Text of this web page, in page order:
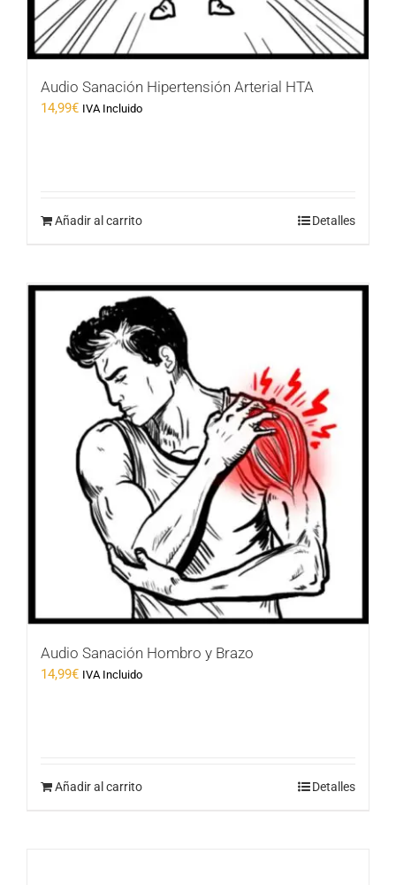
Audio Sanación Hipertensión Arterial HTA
14,99€ IVA Incluido
Añadir al carrito Detalles
Audio Sanación Hombro y Brazo
14,99€ IVA Incluido
Añadir al carrito Detalles